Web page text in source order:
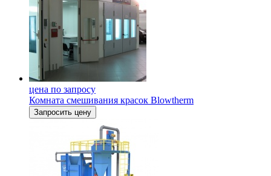
цена по запросу
Комната смешивания красок Blowtherm
Запросить цену